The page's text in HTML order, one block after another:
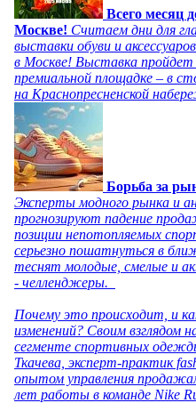
Всего месяц
Москве! Считаем дни для
выставки обуви и
в Москве! Выставка пройдет
премиальной площадке – в
на Краснопресненской
Борьба за
Эксперты модного рынка и
прогнозируют падение
позиции непотопляемых
серьезно пошатнуться в
теснят молодые, смелые и
- челленджеры.
Почему это происходит, и
изменений? Своим взглядом
сегменте спортивных
Ткачева, эксперт-практик
опытом управления
лет работы в команде Nike